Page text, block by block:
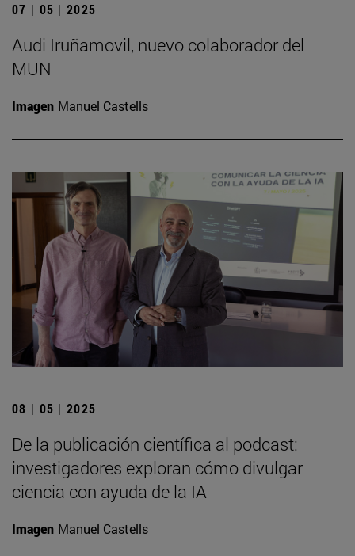
07 | 05 | 2025
Audi Iruñamovil, nuevo colaborador del
MUN
Imagen Manuel Castells
08 | 05 | 2025
De la publicación científica al podcast:
investigadores exploran cómo divulgar
ciencia con ayuda de la IA
Imagen Manuel Castells